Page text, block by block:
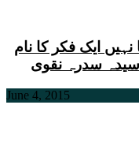
ایک فکر کا نام
سدرہ نقوی
June 4, 2015